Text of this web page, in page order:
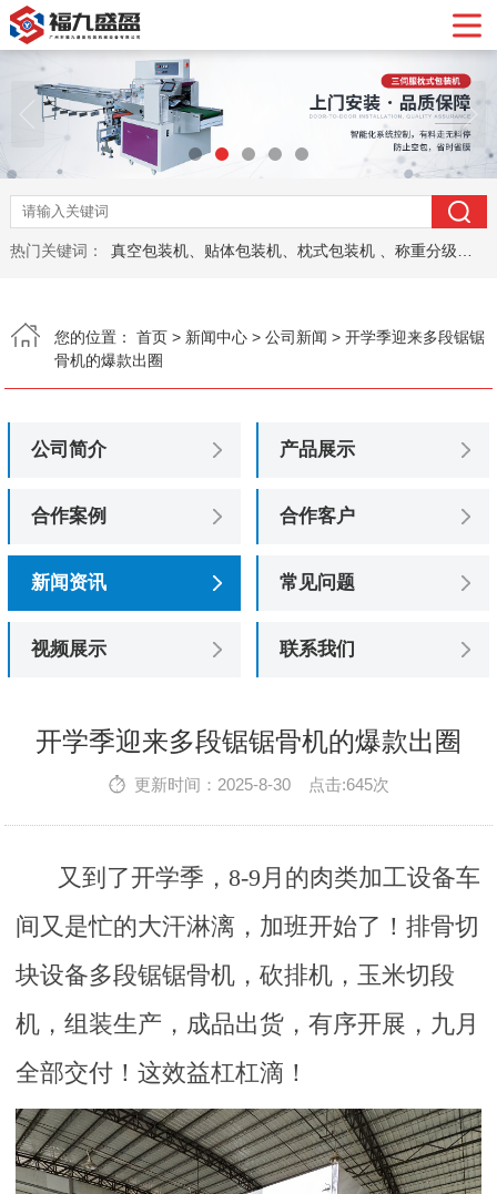
首页
关于我们
产品展示
合作案例
视频展示


热门关键词： 真空包装机、贴体包装机、枕式包装机 、称重分级机、网袋包装机、封口机、液体酱料包装机、砍排机，锯骨机、切肉机 、
您的位置：首页 > 新闻中心 >公司新闻 > 开学季迎来多段锯锯
骨机的爆款出圈
公司简介 产品展示
合作案例 合作客户
新闻资讯 常见问题
视频展示 联系我们
开学季迎来多段锯锯骨机的爆款出圈
更新时间：2025-8-30 点击:645次
又到了开学季，8-9月的肉类加工设备车
间又是忙的大汗淋漓，加班开始了！排骨切
块设备多段锯锯骨机，砍排机，玉米切段
机，组装生产，成品出货，有序开展，九月
全部交付！这效益杠杠滴！